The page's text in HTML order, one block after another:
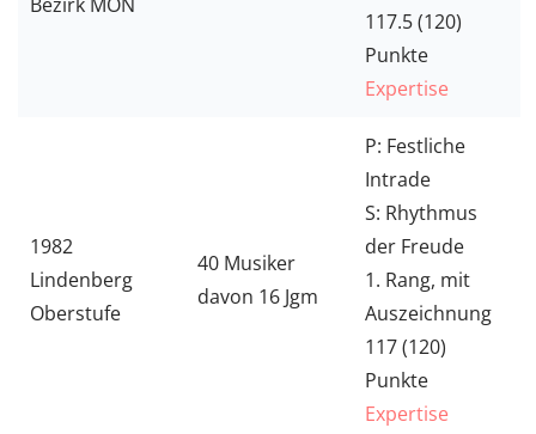
117.5 (120)
Punkte
Expertise
1982
Lindenberg
Oberstufe
40 Musiker
davon 16 Jgm
P: Festliche
Intrade
S: Rhythmus
der Freude
1. Rang, mit
Auszeichnung
117 (120)
Punkte
Expertise